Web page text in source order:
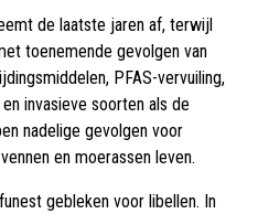
de laatste jaren af, terwijl
toenemende gevolgen van
PFAS-vervuiling,
invasieve soorten als de
nadelige gevolgen voor
en moerassen leven.
gebleken voor libellen. In